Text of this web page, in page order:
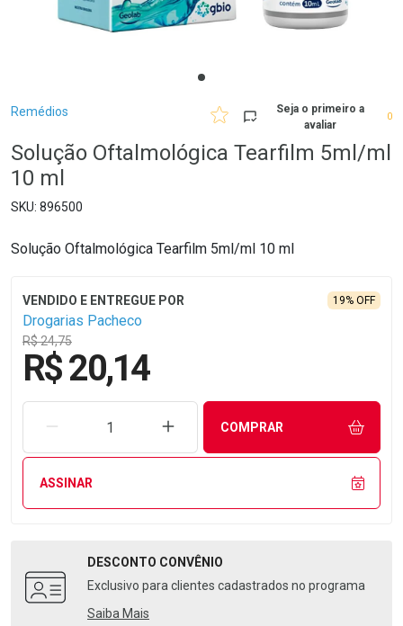
Breadcrumb
Remédios
Seja o primeiro a
avaliar
0
Solução Oftalmológica Tearfilm 5ml/ml
10 ml
896500
Solução Oftalmológica Tearfilm 5ml/ml 10 ml
Drogarias Pacheco
R$ 24,75
19% OFF
R$ 20,14
REMOVER UMA UNIDADEAUMENTAR UMA UNIDADE
COMPRAR
ASSINAR
DESCONTO CONVÊNIO
Exclusivo para clientes cadastrados no programa
Saiba Mais